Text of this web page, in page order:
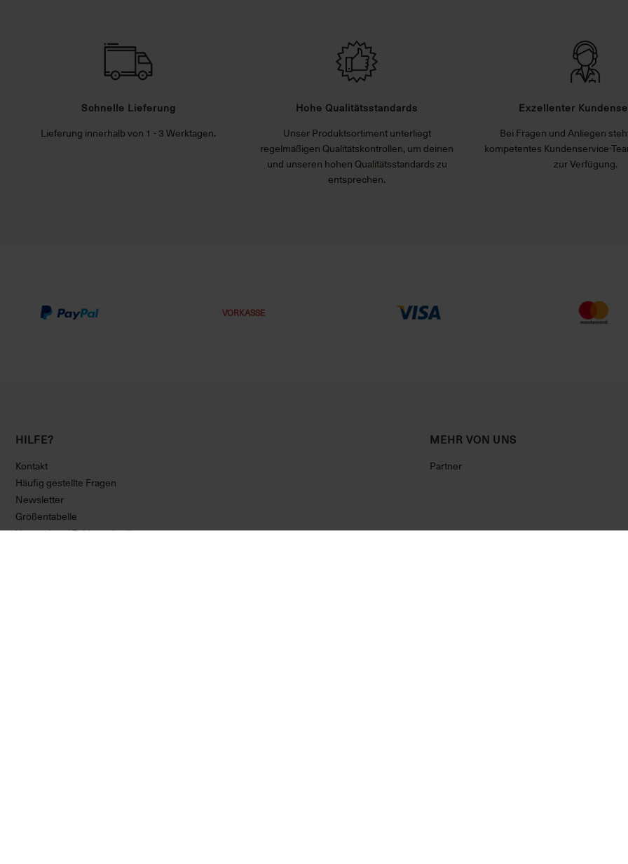
Schnelle Lieferung
Lieferung innerhalb von 1 - 3 Werktagen.
Hohe Qualitätsstandards
Unser Produktsortiment unterliegt
regelmäßigen Qualitätskontrollen, um deinen
und unseren hohen Qualitätsstandards zu
entsprechen.
Exzellenter
Bei Fragen und Anliegen
kompetentes Kundenservice-
zur Verfügung.
VORKASSE
HILFE?
Kontakt
Häufig gestellte Fragen
Newsletter
Größentabelle
Versand und Zahlungsbedingungen
MEHR VON UNS
Partner